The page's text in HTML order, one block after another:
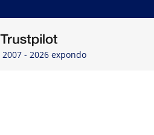
- 2026 expondo